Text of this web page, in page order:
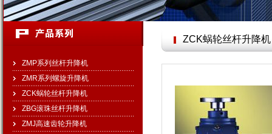
ZMP系列丝杆升降机
ZMR系列螺旋升降机
ZCK蜗轮丝杆升降机
ZBG滚珠丝杆升降机
ZMJ高速齿轮升降机
ZCK蜗轮丝杆升降机